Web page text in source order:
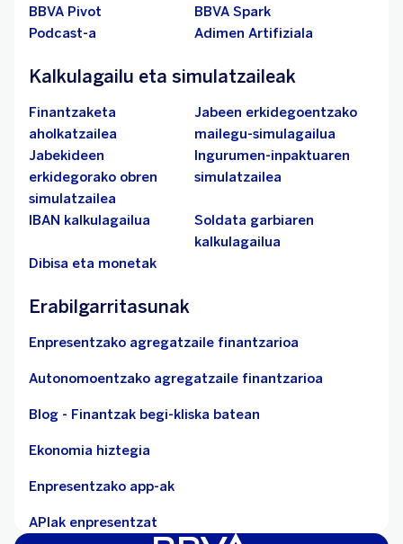
BBVA Pivot
BBVA Spark
Podcast-a
Adimen Artifiziala
Kalkulagailu eta simulatzaileak
Finantzaketa
aholkatzailea
Jabeen erkidegoentzako
mailegu-simulagailua
Jabekideen
erkidegorako obren
simulatzailea
Ingurumen-inpaktuaren
simulatzailea
IBAN kalkulagailua
Soldata garbiaren
kalkulagailua
Dibisa eta monetak
Erabilgarritasunak
Enpresentzako agregatzaile finantzarioa
Autonomoentzako agregatzaile finantzarioa
Blog - Finantzak begi-kliska batean
Ekonomia hiztegia
Enpresentzako app-ak
APIak enpresentzat